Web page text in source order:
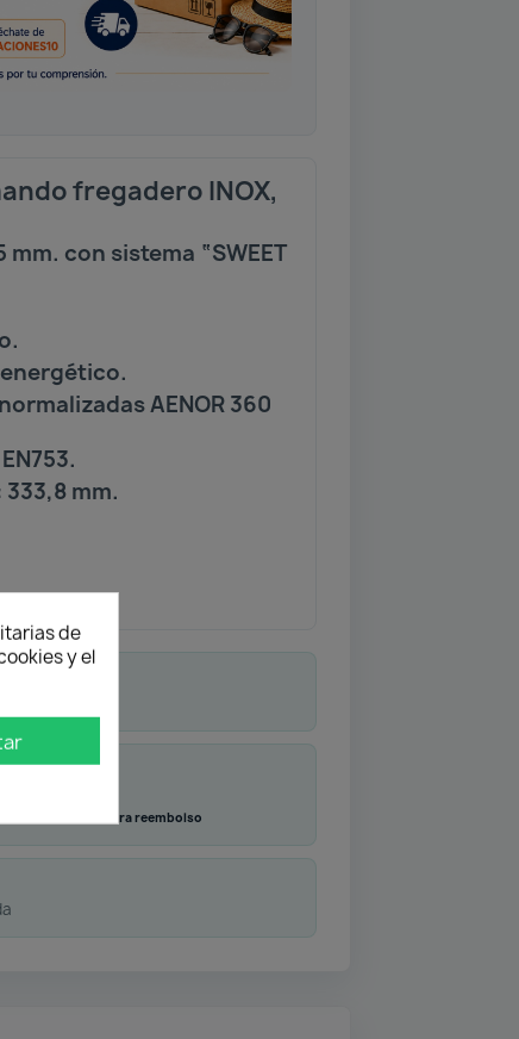
fregadero INOX,
con sistema “SWEET
AENOR 360
mm.
Contra reembolso
de
y el